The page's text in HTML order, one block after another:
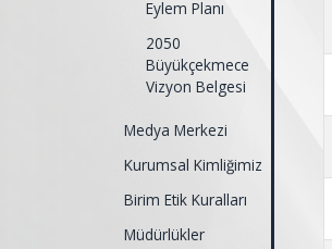
Eylem Planı
2050
Büyükçekmece
Vizyon Belgesi
Medya Merkezi
Kurumsal Kimliğimiz
Birim Etik Kuralları
Müdürlükler